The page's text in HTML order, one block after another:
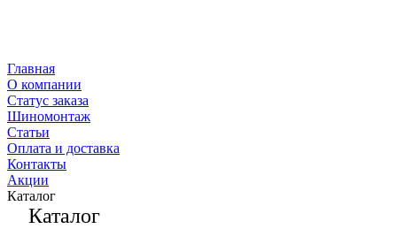
Главная
О компании
Статус заказа
Шиномонтаж
Статьи
Оплата и доставка
Контакты
Акции
Каталог
Каталог